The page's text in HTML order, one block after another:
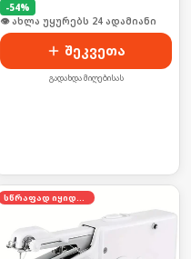
-54%
🛒 ბოლო 24სთ-ში იყიდა 31-მა
შეკვეთა
გადახდა მიღებისას
სწრაფად იყიდება